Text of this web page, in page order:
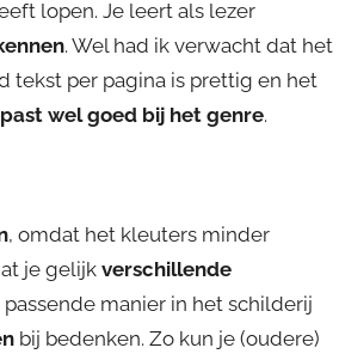
lopen. Je leert als lezer
. Wel had ik verwacht dat het
tekst per pagina is prettig en het
past wel goed bij het genre.
, omdat het kleuters minder
je gelijk verschillende
manier in het schilderij
bij bedenken. Zo kun je (oudere)